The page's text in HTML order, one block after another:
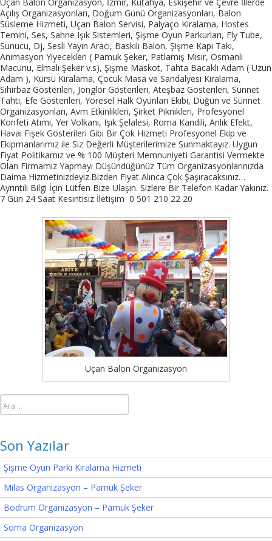
Açılış Organizasyonları, Doğum Günü Organizasyonları, Balon
Süsleme Hizmeti, Uçan Balon Servisi, Palyaço Kiralama, Hostes
Temini, Ses, Sahne Işık Sistemleri, Şişme Oyun Parkurları, Fly Tube,
Sunucu, Dj, Sesli Yayın Aracı, Baskılı Balon, Şişme Kapı Takı,
Animasyon Yiyecekleri ( Pamuk Şeker, Patlamış Mısır, Osmanlı
Macunu, Elmalı Şeker v.s), Şişme Maskot, Tahta Bacaklı Adam ( Uzun
Adam ), Kürsü Kiralama, Çocuk Masa ve Sandalyesi Kiralama,
Sihirbaz Gösterileri, Jonglör Gösterileri, Ateşbaz Gösterileri, Sünnet
Tahtı, Efe Gösterileri, Yöresel Halk Oyunları Ekibi, Düğün ve Sünnet
Organizasyonları, Avm Etkinlikleri, Şirket Piknikleri, Profesyonel
Konfeti Atımı, Yer Volkanı, Işık Şelalesi, Roma Kandili, Anlık Efekt,
Havai Fişek Gösterileri Gibi Bir Çok Hizmeti Profesyonel Ekip ve
Ekipmanlarımız ile Siz Değerli Müşterilerimize Sunmaktayız. Uygun
Fiyat Politikamız ve % 100 Müşteri Memnuniyeti Garantisi Vermekte
Olan Firmamız Yapmayı Düşündüğünüz Tüm Organizasyonlarınızda
Daima Hizmetinizdeyiz.Bizden Fiyat Alınca Çok Şaşıracaksınız…
Ayrıntılı Bilgi İçin Lütfen Bize Ulaşın. Sizlere Bir Telefon Kadar Yakınız.
7 Gün 24 Saat Kesintisiz İletişim 0 501 210 22 20
Uçan Balon Organizasyon
Son Yazılar
Şişme Oyun Parkı Kiralama Hizmeti
Milas Organizasyon – Pamuk Şeker
Bodrum Organizasyon – Pamuk Şeker
Soma Organizasyon